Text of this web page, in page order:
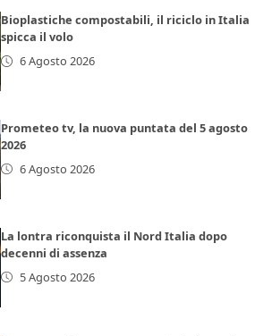
Bioplastiche compostabili, il riciclo in Italia
spicca il volo
6 Agosto 2026
Prometeo tv, la nuova puntata del 5 agosto
2026
6 Agosto 2026
La lontra riconquista il Nord Italia dopo
decenni di assenza
5 Agosto 2026